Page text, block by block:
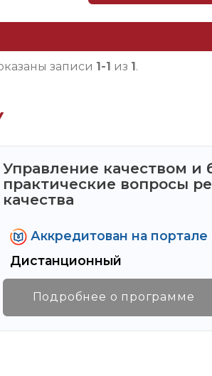
записи 1-1 из 1.
Управление качеством и
практические вопросы
качества
Аккредитован на
Дистанционный
Подробнее о программе